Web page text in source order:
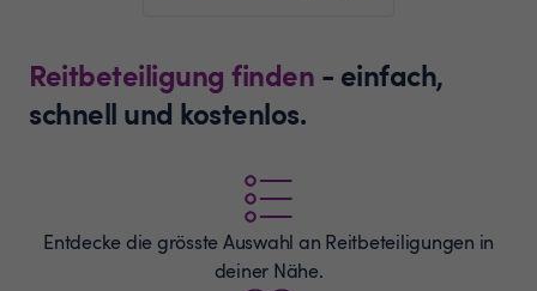
Reitbeteiligung finden - einfach,
schnell und kostenlos.
Entdecke die grösste Auswahl an Reitbeteiligungen in
deiner Nähe.